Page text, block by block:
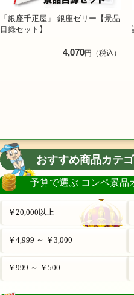
「銀座千疋屋」 銀座ゼリー【景品
目録セット】
4,070円（税込）
おすすめ商品カテ
予算で選ぶ コンペ景品
￥20,000以上
￥4,999 ～ ￥3,000
￥999 ～ ￥500